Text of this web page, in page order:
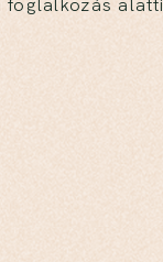
foglalkozás alatti